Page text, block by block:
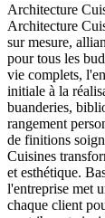
Architecture
Architecture
sur mesure,
pour tous les
vie complets,
initiale à la
buanderies,
rangement
de finitions
Cuisines
et esthétique.
l'entreprise met
chaque client